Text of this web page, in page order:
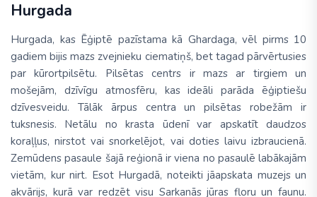
Hurgada
Hurgada, kas Ēģiptē pazīstama kā Ghardaga, vēl pirms 10
gadiem bijis mazs zvejnieku ciematiņš, bet tagad pārvērtusies
par kūrortpilsētu. Pilsētas centrs ir mazs ar tirgiem un
mošejām, dzīvīgu atmosfēru, kas ideāli parāda ēģiptiešu
dzīvesveidu. Tālāk ārpus centra un pilsētas robežām ir
tuksnesis. Netālu no krasta ūdenī var apskatīt daudzos
koraļļus, nirstot vai snorkelējot, vai doties laivu izbraucienā.
Zemūdens pasaule šajā reģionā ir viena no pasaulē labākajām
vietām, kur nirt. Esot Hurgadā, noteikti jāapskata muzejs un
akvārijs, kurā var redzēt visu Sarkanās jūras floru un faunu.